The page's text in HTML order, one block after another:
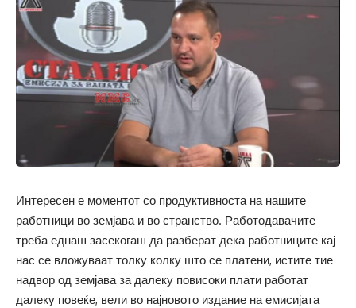
Интересен е моментот со продуктивноста на нашите
работници во земјава и во странство. Работодавачите
треба еднаш засекогаш да разберат дека работниците кај
нас се вложуваат толку колку што се платени, истите тие
надвор од земјава за далеку повисоки плати работат
далеку повеќе, вели во најновото издание на емисијата